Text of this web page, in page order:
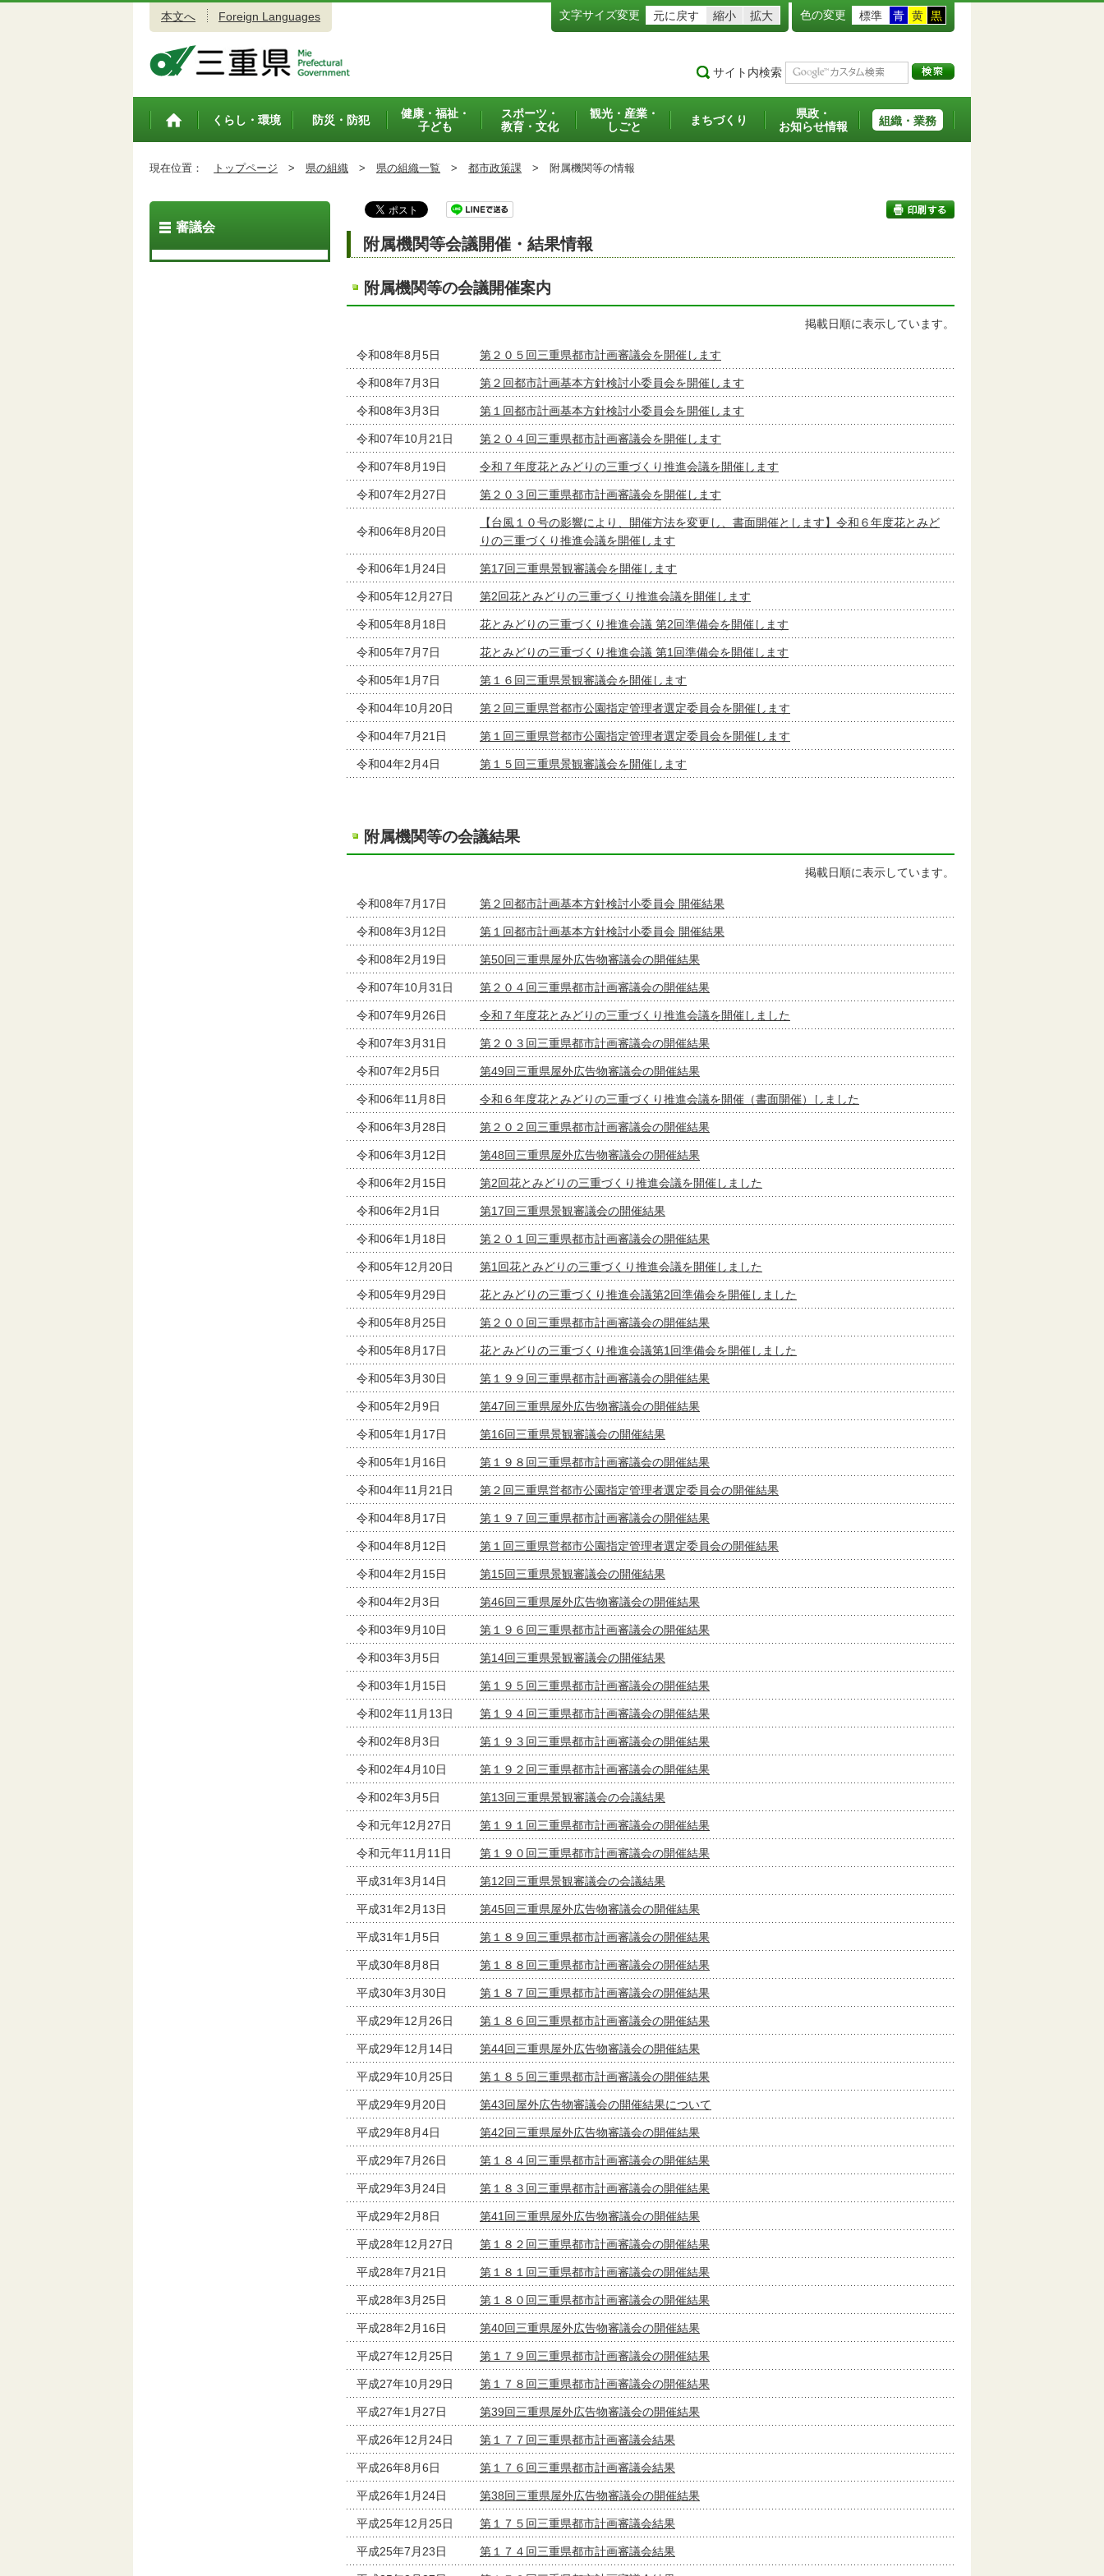
本文へ Foreign Languages 文字サイズ変更 元に戻す 縮小 拡大 色の変更 標準 青 黄 黒
サイト内検索
トップペ
くらし・環境 防災・防犯
健康・福祉・
子ども
スポーツ・
教育・文化
観光・産業・
しごと
まちづくり
県政・
お知らせ情報
組織・業務
現在位置： トップページ > 県の組織 > 県の組織一覧 > 都市政策課 > 附属機関等の情報
附属機関等会議開催・結果情報
附属機関等の会議開催案内
掲載日順に表示しています。
令和08年8月5日 第２０５回三重県都市計画審議会を開催します
令和08年7月3日 第２回都市計画基本方針検討小委員会を開催します
令和08年3月3日 第１回都市計画基本方針検討小委員会を開催します
令和07年10月21日 第２０４回三重県都市計画審議会を開催します
令和07年8月19日 令和７年度花とみどりの三重づくり推進会議を開催します
令和07年2月27日 第２０３回三重県都市計画審議会を開催します
令和06年8月20日
【台風１０号の影響により、開催方法を変更し、書面開催とします】令和６年度花とみど
りの三重づくり推進会議を開催します
令和06年1月24日 第17回三重県景観審議会を開催します
令和05年12月27日 第2回花とみどりの三重づくり推進会議を開催します
令和05年8月18日 花とみどりの三重づくり推進会議 第2回準備会を開催します
令和05年7月7日 花とみどりの三重づくり推進会議 第1回準備会を開催します
令和05年1月7日 第１６回三重県景観審議会を開催します
令和04年10月20日 第２回三重県営都市公園指定管理者選定委員会を開催します
令和04年7月21日 第１回三重県営都市公園指定管理者選定委員会を開催します
令和04年2月4日 第１５回三重県景観審議会を開催します
附属機関等の会議結果
掲載日順に表示しています。
令和08年7月17日 第２回都市計画基本方針検討小委員会 開催結果
令和08年3月12日 第１回都市計画基本方針検討小委員会 開催結果
令和08年2月19日 第50回三重県屋外広告物審議会の開催結果
令和07年10月31日 第２０４回三重県都市計画審議会の開催結果
令和07年9月26日 令和７年度花とみどりの三重づくり推進会議を開催しました
令和07年3月31日 第２０３回三重県都市計画審議会の開催結果
令和07年2月5日 第49回三重県屋外広告物審議会の開催結果
令和06年11月8日 令和６年度花とみどりの三重づくり推進会議を開催（書面開催）しました
令和06年3月28日 第２０２回三重県都市計画審議会の開催結果
令和06年3月12日 第48回三重県屋外広告物審議会の開催結果
令和06年2月15日 第2回花とみどりの三重づくり推進会議を開催しました
令和06年2月1日 第17回三重県景観審議会の開催結果
令和06年1月18日 第２０１回三重県都市計画審議会の開催結果
令和05年12月20日 第1回花とみどりの三重づくり推進会議を開催しました
令和05年9月29日 花とみどりの三重づくり推進会議第2回準備会を開催しました
令和05年8月25日 第２００回三重県都市計画審議会の開催結果
令和05年8月17日 花とみどりの三重づくり推進会議第1回準備会を開催しました
令和05年3月30日 第１９９回三重県都市計画審議会の開催結果
令和05年2月9日 第47回三重県屋外広告物審議会の開催結果
令和05年1月17日 第16回三重県景観審議会の開催結果
令和05年1月16日 第１９８回三重県都市計画審議会の開催結果
令和04年11月21日 第２回三重県営都市公園指定管理者選定委員会の開催結果
令和04年8月17日 第１９７回三重県都市計画審議会の開催結果
令和04年8月12日 第１回三重県営都市公園指定管理者選定委員会の開催結果
令和04年2月15日 第15回三重県景観審議会の開催結果
令和04年2月3日 第46回三重県屋外広告物審議会の開催結果
令和03年9月10日 第１９６回三重県都市計画審議会の開催結果
令和03年3月5日 第14回三重県景観審議会の開催結果
令和03年1月15日 第１９５回三重県都市計画審議会の開催結果
令和02年11月13日 第１９４回三重県都市計画審議会の開催結果
令和02年8月3日 第１９３回三重県都市計画審議会の開催結果
令和02年4月10日 第１９２回三重県都市計画審議会の開催結果
令和02年3月5日 第13回三重県景観審議会の会議結果
令和元年12月27日 第１９１回三重県都市計画審議会の開催結果
令和元年11月11日 第１９０回三重県都市計画審議会の開催結果
平成31年3月14日 第12回三重県景観審議会の会議結果
平成31年2月13日 第45回三重県屋外広告物審議会の開催結果
平成31年1月5日 第１８９回三重県都市計画審議会の開催結果
平成30年8月8日 第１８８回三重県都市計画審議会の開催結果
平成30年3月30日 第１８７回三重県都市計画審議会の開催結果
平成29年12月26日 第１８６回三重県都市計画審議会の開催結果
平成29年12月14日 第44回三重県屋外広告物審議会の開催結果
平成29年10月25日 第１８５回三重県都市計画審議会の開催結果
平成29年9月20日 第43回屋外広告物審議会の開催結果について
平成29年8月4日 第42回三重県屋外広告物審議会の開催結果
平成29年7月26日 第１８４回三重県都市計画審議会の開催結果
平成29年3月24日 第１８３回三重県都市計画審議会の開催結果
平成29年2月8日 第41回三重県屋外広告物審議会の開催結果
平成28年12月27日 第１８２回三重県都市計画審議会の開催結果
平成28年7月21日 第１８１回三重県都市計画審議会の開催結果
平成28年3月25日 第１８０回三重県都市計画審議会の開催結果
平成28年2月16日 第40回三重県屋外広告物審議会の開催結果
平成27年12月25日 第１７９回三重県都市計画審議会の開催結果
平成27年10月29日 第１７８回三重県都市計画審議会の開催結果
平成27年1月27日 第39回三重県屋外広告物審議会の開催結果
平成26年12月24日 第１７７回三重県都市計画審議会結果
平成26年8月6日 第１７６回三重県都市計画審議会結果
平成26年1月24日 第38回三重県屋外広告物審議会の開催結果
平成25年12月25日 第１７５回三重県都市計画審議会結果
平成25年7月23日 第１７４回三重県都市計画審議会結果
審議会